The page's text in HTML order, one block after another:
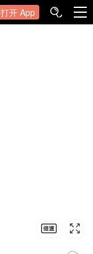
打开 App